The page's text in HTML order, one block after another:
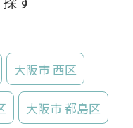
大阪市 西区
大阪市 都島区